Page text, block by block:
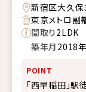
新宿区大久保
東京メトロ副
間取り2LDK
築年月 2018
POINT
「西早稲田」